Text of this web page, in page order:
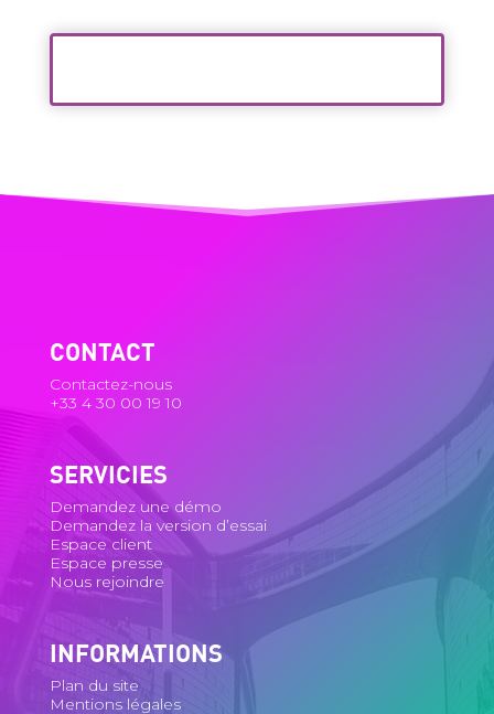
CONTACT
Contactez-nous
+33 4 30 00 19 10
SERVICIES
Demandez une démo
Demandez la version d’essai
Espace client
Espace presse
Nous rejoindre
INFORMATIONS
Plan du site
Mentions légales